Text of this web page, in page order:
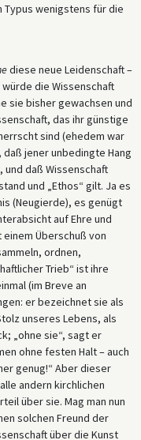
Typus wenigstens für die
diese neue Leidenschaft –
die Wissenschaft
sie bisher gewachsen und
das ihr günstige
sind (ehedem war
jener unbedingte Hang
und daß Wissenschaft
und „Ethos“ gilt. Ja es
(Neugierde), es genügt
auf Ehre und
Überschuß von
ordnen,
Trieb“ ist ihre
(im Breve an
er bezeichnet sie als
unseres Lebens, als
„ohne sie“, sagt er
ohne festen Halt – auch
genug!“ Aber dieser
andern kirchlichen
über sie. Mag man nun
solchen Freund der
über die Kunst